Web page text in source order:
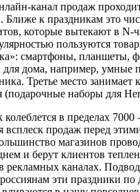
канал продаж
Ближе к праздникам это
которые вытекают в N-
пользуются
смартфоны, планшеты,
для дома, например, умные
Третье место занимает
наборы для
колеблется в пределах
всплеск продаж перед
магазинов
и берут клиентов
рекламных каналах.
россиянам эти праздники